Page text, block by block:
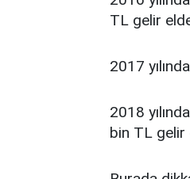
TL gelir
2017
2018
bin TL gelir